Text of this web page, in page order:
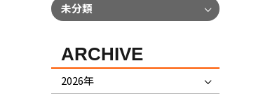
未分類
ARCHIVE
2026年